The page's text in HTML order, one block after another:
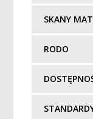
SKANY
RODO